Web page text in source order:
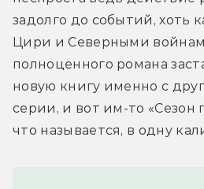
задолго до событий, хоть
Цири и Северными
полноценного романа
новую книгу именно с
серии, и вот им-то «Сезон
что называется, в одну